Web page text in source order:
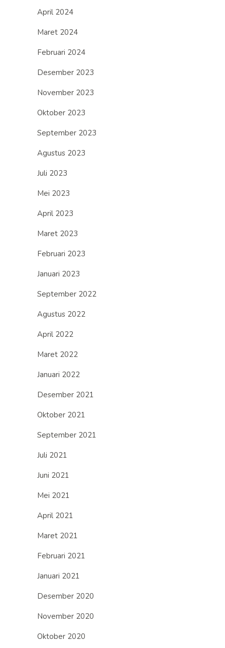
April 2024
Maret 2024
Februari 2024
Desember 2023
November 2023
Oktober 2023
September 2023
Agustus 2023
Juli 2023
Mei 2023
April 2023
Maret 2023
Februari 2023
Januari 2023
September 2022
Agustus 2022
April 2022
Maret 2022
Januari 2022
Desember 2021
Oktober 2021
September 2021
Juli 2021
Juni 2021
Mei 2021
April 2021
Maret 2021
Februari 2021
Januari 2021
Desember 2020
November 2020
Oktober 2020